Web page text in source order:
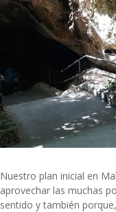
Nuestro plan inicial en
aprovechar las muchas
sentido y también